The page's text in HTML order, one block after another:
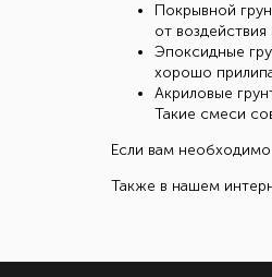
Покрывной
от
Эпоксидные
хорошо
Акриловые
Такие смеси
Если вам необходимо
Также в нашем